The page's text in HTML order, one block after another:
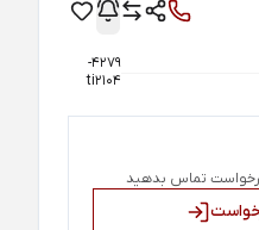
4279-
ti2104
تماس بدهید